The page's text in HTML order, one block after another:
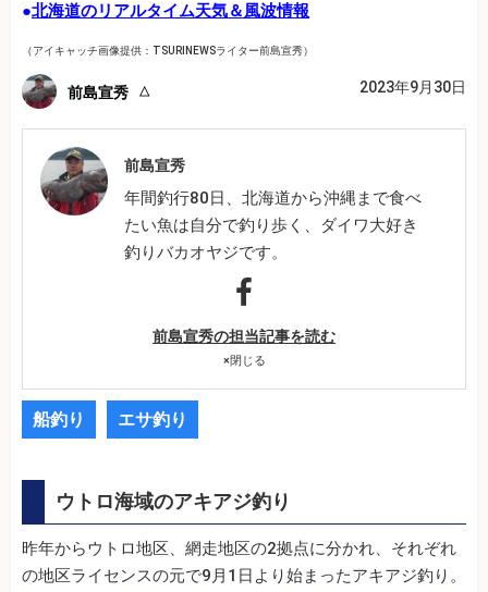
●北海道のリアルタイム天気＆風波情報
（アイキャッチ画像提供：TSURINEWSライター前島宣秀）
前島宣秀 2023年9月30日
前島宣秀
年間釣行80日、北海道から沖縄まで食べ
たい魚は自分で釣り歩く、ダイワ大好き
釣りバカオヤジです。
前島宣秀の担当記事を読む
×閉じる
船釣り エサ釣り
ウトロ海域のアキアジ釣り
昨年からウトロ地区、網走地区の2拠点に分かれ、それぞれ
の地区ライセンスの元で9月1日より始まったアキアジ釣り。